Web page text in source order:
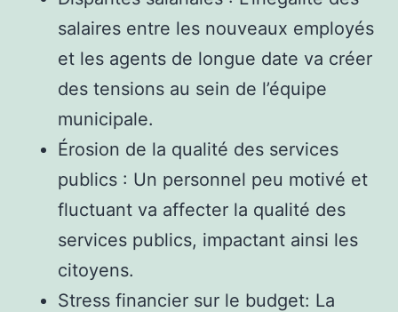
salaires entre les nouveaux employés
et les agents de longue date va créer
des tensions au sein de l’équipe
municipale.
Érosion de la qualité des services
publics : Un personnel peu motivé et
fluctuant va affecter la qualité des
services publics, impactant ainsi les
citoyens.
Stress financier sur le budget: La